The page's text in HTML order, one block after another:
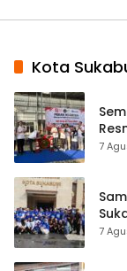
Kota
7
7